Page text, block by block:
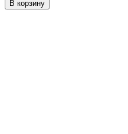
В корзину